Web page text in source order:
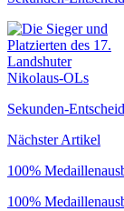
Sekunden-
Nächster Artikel
100%
100%